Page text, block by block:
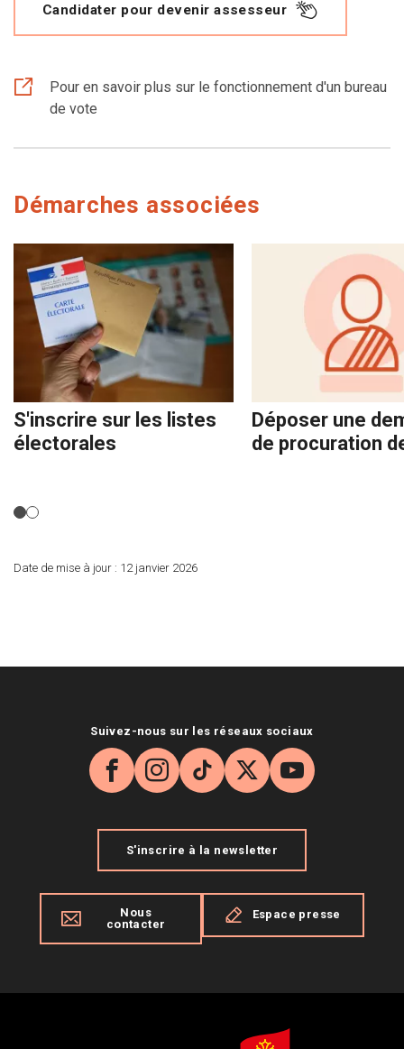
Candidater pour devenir assesseur
Pour en savoir plus sur le fonctionnement d'un bureau
de vote
Démarches associées
S'inscrire sur les listes
électorales
Déposer une
de procuration
Date de mise à jour : 12 janvier 2026
Suivez-nous sur les réseaux sociaux
Facebook
Instagram
TikTok
X YouTube
S'inscrire à la newsletter
Nous
contacter
Espace presse